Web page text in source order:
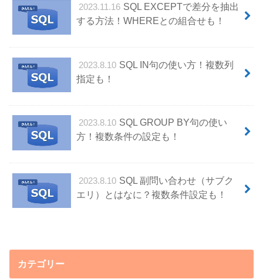
2023.11.16 SQL EXCEPTで差分を抽出
する方法！WHEREとの組合せも！
2023.8.10 SQL IN句の使い方！複数列
指定も！
2023.8.10 SQL GROUP BY句の使い
方！複数条件の設定も！
2023.8.10 SQL 副問い合わせ（サブク
エリ）とはなに？複数条件設定も！
カテゴリー